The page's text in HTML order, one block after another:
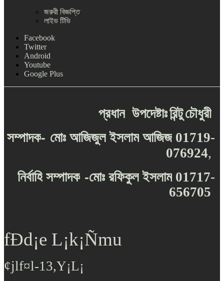
জরুরী বিজ্ঞপ্তি
লাইভ টিভি
Facebook
Twitter
Android
Youtube
Google Plus
প্রধান উপদেষ্টাঃরিন্টুচৌধুরী
সম্পাদক- মোঃ আজিজুল ইসলাম আজিজ 01719-
076924,
নির্বাহি সম্পাদক -মোঃ রফিকুল ইসলাম 01717-
656705
fÐd¡e L¡k¡Ñmu
¢jlf¤l-13,Y¡L¡